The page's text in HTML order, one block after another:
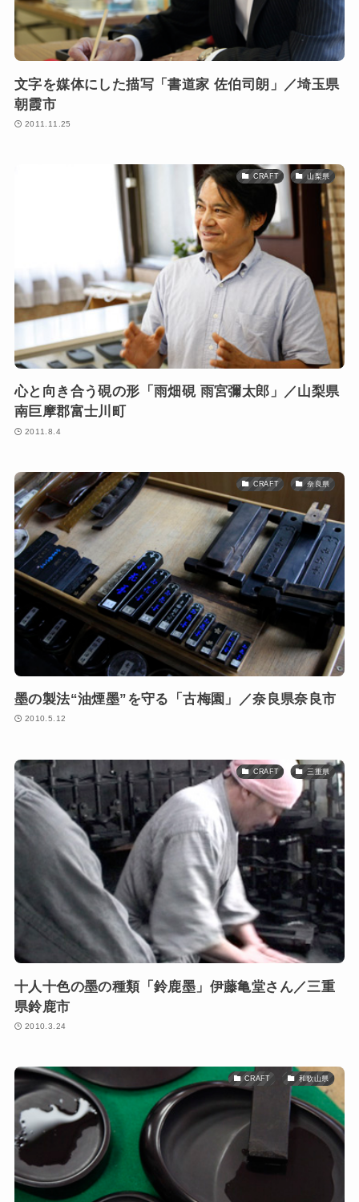
文字を媒体にした描写「書道家 佐伯司朗」／埼玉県
朝霞市
2011.11.25
CRAFT 山梨県
心と向き合う硯の形「雨畑硯 雨宮彌太郎」／山梨県
南巨摩郡富士川町
2011.8.4
CRAFT 奈良県
墨の製法“油煙墨”を守る「古梅園」／奈良県奈良市
2010.5.12
CRAFT 三重県
十人十色の墨の種類「鈴鹿墨」伊藤亀堂さん／三重
県鈴鹿市
2010.3.24
CRAFT 和歌山県